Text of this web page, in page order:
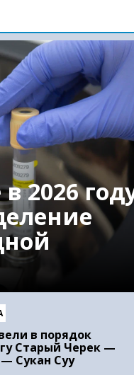
2026
в порядок
Старый Черек —
Сукан Суу